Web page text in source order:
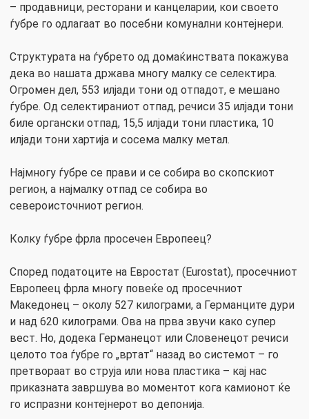
– продавници, ресторани и канцеларии, кои своето
ѓубре го одлагаат во посебни комунални контејнери.
Структурата на ѓубрето од домаќинствата покажува
дека во нашата држава многу малку се селектира.
Огромен дел, 553 илјади тони од отпадот, е мешано
ѓубре. Од селектираниот отпад, речиси 35 илјади тони
биле органски отпад, 15,5 илјади тони пластика, 10
илјади тони хартија и сосема малку метал.
Најмногу ѓубре се прави и се собира во скопскиот
регион, а најмалку отпад се собира во
североисточниот регион.
Колку ѓубре фрла просечен Европеец?
Според податоците на Евростат (Eurostat), просечниот
Европеец фрла многу повеќе од просечниот
Македонец – околу 527 килограми, а Германците дури
и над 620 килограми. Ова на прва звучи како супер
вест. Но, додека Германецот или Словенецот речиси
целото тоа ѓубре го „вртат“ назад во системот – го
претвораат во струја или нова пластика – кај нас
приказната завршува во моментот кога камионот ќе
го испразни контејнерот во депонија.